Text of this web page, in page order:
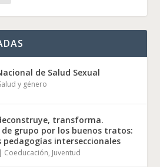
de Salud Sexual
y género
transforma.
de grupo por los buenos tratos:
pedagogías interseccionales
| Coeducación, Juventud